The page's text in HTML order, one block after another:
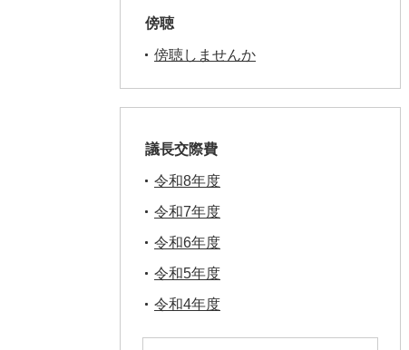
傍聴
傍聴しませんか
議長交際費
令和8年度
令和7年度
令和6年度
令和5年度
令和4年度